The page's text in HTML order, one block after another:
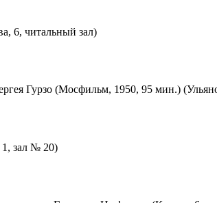
6, читальный зал)
Гурзо (Мосфильм, 1950, 95 мин.)
зал № 20)